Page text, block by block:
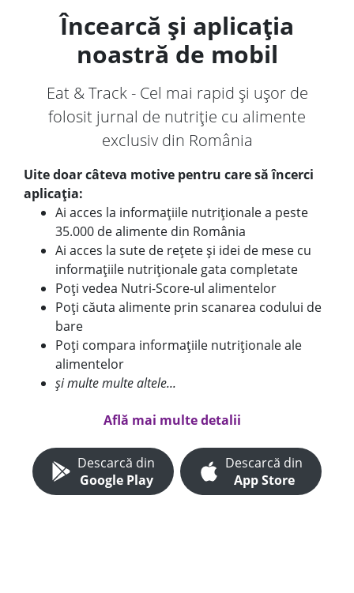
Încearcă și aplicația
noastră de mobil
Eat & Track - Cel mai rapid și ușor de
folosit jurnal de nutriție cu alimente
exclusiv din România
Uite doar câteva motive pentru care să încerci
aplicația:
Ai acces la informațiile nutriționale a peste
35.000 de alimente din România
Ai acces la sute de rețete și idei de mese cu
informațiile nutriționale gata completate
Poți vedea Nutri-Score-ul alimentelor
Poți căuta alimente prin scanarea codului de
bare
Poți compara informațiile nutriționale ale
alimentelor
și multe multe altele...
Află mai multe detalii
Descarcă din
Google Play
Descarcă din
App Store